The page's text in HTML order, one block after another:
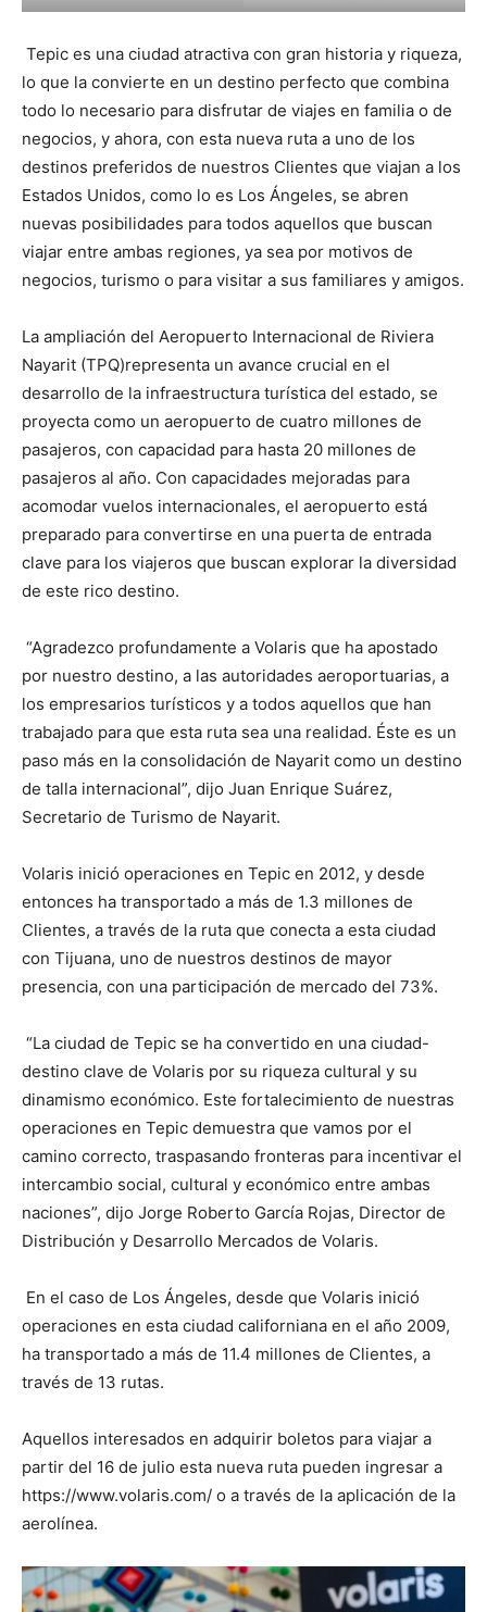
Tepic es una ciudad atractiva con gran historia y riqueza,
lo que la convierte en un destino perfecto que combina
todo lo necesario para disfrutar de viajes en familia o de
negocios, y ahora, con esta nueva ruta a uno de los
destinos preferidos de nuestros Clientes que viajan a los
Estados Unidos, como lo es Los Ángeles, se abren
nuevas posibilidades para todos aquellos que buscan
viajar entre ambas regiones, ya sea por motivos de
negocios, turismo o para visitar a sus familiares y amigos.
La ampliación del Aeropuerto Internacional de Riviera
Nayarit (TPQ)representa un avance crucial en el
desarrollo de la infraestructura turística del estado, se
proyecta como un aeropuerto de cuatro millones de
pasajeros, con capacidad para hasta 20 millones de
pasajeros al año. Con capacidades mejoradas para
acomodar vuelos internacionales, el aeropuerto está
preparado para convertirse en una puerta de entrada
clave para los viajeros que buscan explorar la diversidad
de este rico destino.
“Agradezco profundamente a Volaris que ha apostado
por nuestro destino, a las autoridades aeroportuarias, a
los empresarios turísticos y a todos aquellos que han
trabajado para que esta ruta sea una realidad. Éste es un
paso más en la consolidación de Nayarit como un destino
de talla internacional”, dijo Juan Enrique Suárez,
Secretario de Turismo de Nayarit.
Volaris inició operaciones en Tepic en 2012, y desde
entonces ha transportado a más de 1.3 millones de
Clientes, a través de la ruta que conecta a esta ciudad
con Tijuana, uno de nuestros destinos de mayor
presencia, con una participación de mercado del 73%.
“La ciudad de Tepic se ha convertido en una ciudad-
destino clave de Volaris por su riqueza cultural y su
dinamismo económico. Este fortalecimiento de nuestras
operaciones en Tepic demuestra que vamos por el
camino correcto, traspasando fronteras para incentivar el
intercambio social, cultural y económico entre ambas
naciones”, dijo Jorge Roberto García Rojas, Director de
Distribución y Desarrollo Mercados de Volaris.
En el caso de Los Ángeles, desde que Volaris inició
operaciones en esta ciudad californiana en el año 2009,
ha transportado a más de 11.4 millones de Clientes, a
través de 13 rutas.
Aquellos interesados en adquirir boletos para viajar a
partir del 16 de julio esta nueva ruta pueden ingresar a
https://www.volaris.com/ o a través de la aplicación de la
aerolínea.